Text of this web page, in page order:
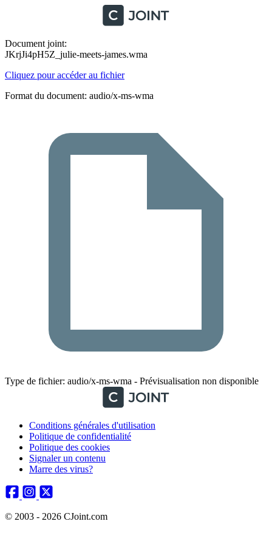
Document joint:
JKrjJi4pH5Z_julie-meets-james.wma
Cliquez pour accéder au fichier
Format du document: audio/x-ms-wma
Type de fichier: audio/x-ms-wma - Prévisualisation non disponible
Conditions générales d'utilisation
Politique de confidentialité
Politique des cookies
Signaler un contenu
Marre des virus?
© 2003 - 2026 CJoint.com